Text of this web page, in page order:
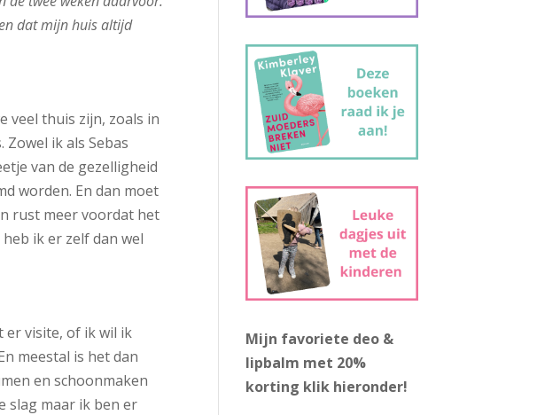
dat mijn huis altijd
veel thuis zijn, zoals in
ik als Sebas
van de gezelligheid
worden. En dan moet
rust meer voordat het
ik er zelf dan wel
er visite, of ik wil ik
meestal is het dan
en schoonmaken
slag maar ik ben er
Mijn favoriete deo &
lipbalm met 20%
korting klik hieronder!